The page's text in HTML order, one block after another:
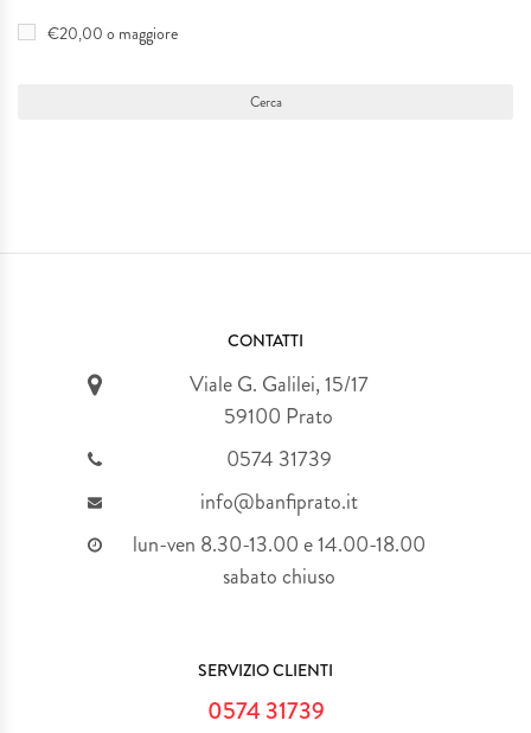
€20,00 o maggiore
CONTATTI
Viale G. Galilei, 15/17
59100 Prato
0574 31739
info@banfiprato.it
lun-ven 8.30-13.00 e 14.00-18.00
sabato chiuso
SERVIZIO CLIENTI
0574 31739